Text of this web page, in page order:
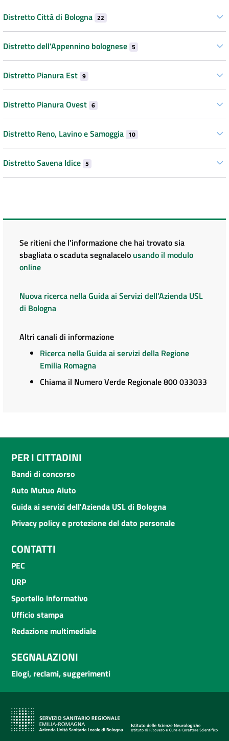
Distretto Città di Bologna 22
Distretto dell’Appennino bolognese 5
Distretto Pianura Est 9
Distretto Pianura Ovest 6
Distretto Reno, Lavino e Samoggia 10
Distretto Savena Idice 5
Se ritieni che l'informazione che hai trovato sia
sbagliata o scaduta segnalacelo usando il modulo
online
Nuova ricerca nella Guida ai Servizi dell'Azienda USL
di Bologna
Altri canali di informazione
Ricerca nella Guida ai servizi della Regione
Emilia Romagna
Chiama il Numero Verde Regionale 800 033033
PER I CITTADINI
Bandi di concorso
Auto Mutuo Aiuto
Guida ai servizi dell'Azienda USL di Bologna
Privacy policy e protezione del dato personale
CONTATTI
PEC
URP
Sportello informativo
Ufficio stampa
Redazione multimediale
SEGNALAZIONI
Elogi, reclami, suggerimenti